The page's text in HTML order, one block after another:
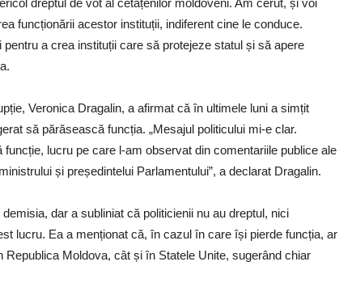
funcționării acestor instituții, indiferent cine le conduce.
a crea instituții care să protejeze statul și să apere
Veronica Dragalin, a afirmat că în ultimele luni a simțit
să părăsească funcția. „Mesajul politicului mi-e clar.
lucru pe care l-am observat din comentariile publice ale
și președintelui Parlamentului”, a declarat Dragalin.
dar a subliniat că politicienii nu au dreptul, nici
lucru. Ea a menționat că, în cazul în care își pierde funcția, ar
Republica Moldova, cât și în Statele Unite, sugerând chiar